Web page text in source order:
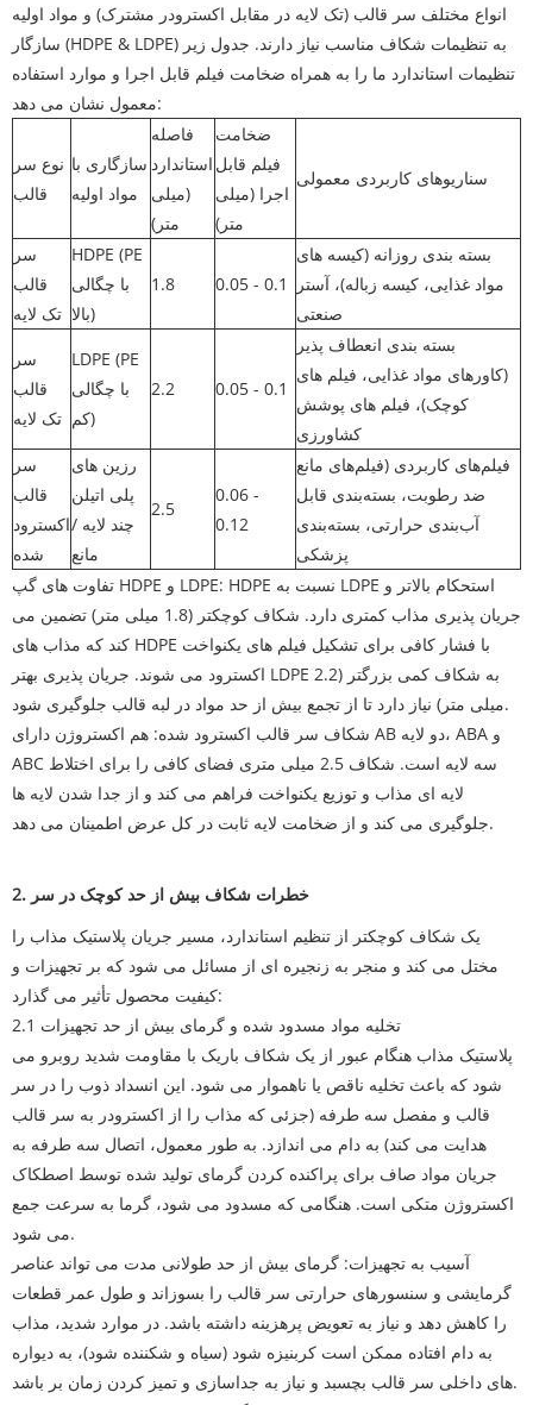
انواع مختلف سر قالب (تک لایه در مقابل اکسترودر مشترک) و مواد اولیه
سازگار (HDPE & LDPE) به تنظیمات شکاف مناسب نیاز دارند. جدول زیر
تنظیمات استاندارد ما را به همراه ضخامت فیلم قابل اجرا و موارد استفاده
معمول نشان می دهد:
نوع سر
قالب
سازگاری با
مواد اولیه
فاصله
استاندارد
(میلی
متر)
ضخامت
فیلم قابل
اجرا (میلی
متر)
سناریوهای کاربردی معمولی
سر
قالب
تک لایه
HDPE (PE
با چگالی
بالا)
1.8 0.05 - 0.1
بسته بندی روزانه (کیسه های
مواد غذایی، کیسه زباله)، آستر
صنعتی
سر
قالب
تک لایه
LDPE (PE
با چگالی
کم)
2.2 0.05 - 0.1
بسته بندی انعطاف پذیر
(کاورهای مواد غذایی، فیلم های
کوچک)، فیلم های پوشش
کشاورزی
سر
قالب
اکسترود
شده
رزین های
پلی اتیلن
چند لایه /
مانع
2.5
0.06 -
0.12
فیلم‌های کاربردی (فیلم‌های مانع
ضد رطوبت، بسته‌بندی قابل
آب‌بندی حرارتی، بسته‌بندی
پزشکی
تفاوت های گپ HDPE و LDPE: HDPE نسبت به LDPE استحکام بالاتر و
جریان پذیری مذاب کمتری دارد. شکاف کوچکتر (1.8 میلی متر) تضمین می
کند که مذاب های HDPE با فشار کافی برای تشکیل فیلم های یکنواخت
اکسترود می شوند. جریان پذیری بهتر LDPE به شکاف کمی بزرگتر (2.2
میلی متر) نیاز دارد تا از تجمع بیش از حد مواد در لبه قالب جلوگیری شود.
شکاف سر قالب اکسترود شده: هم اکستروژن دارای AB دو لایه، ABA و
ABC سه لایه است. شکاف 2.5 میلی متری فضای کافی را برای اختلاط
لایه ای مذاب و توزیع یکنواخت فراهم می کند و از جدا شدن لایه ها
جلوگیری می کند و از ضخامت لایه ثابت در کل عرض اطمینان می دهد.
2. خطرات شکاف بیش از حد کوچک در سر
یک شکاف کوچکتر از تنظیم استاندارد، مسیر جریان پلاستیک مذاب را
مختل می کند و منجر به زنجیره ای از مسائل می شود که بر تجهیزات و
کیفیت محصول تأثیر می گذارد:
2.1 تخلیه مواد مسدود شده و گرمای بیش از حد تجهیزات
پلاستیک مذاب هنگام عبور از یک شکاف باریک با مقاومت شدید روبرو می
شود که باعث تخلیه ناقص یا ناهموار می شود. این انسداد ذوب را در سر
قالب و مفصل سه طرفه (جزئی که مذاب را از اکسترودر به سر قالب
هدایت می کند) به دام می اندازد. به طور معمول، اتصال سه طرفه به
جریان مواد صاف برای پراکنده کردن گرمای تولید شده توسط اصطکاک
اکستروژن متکی است. هنگامی که مسدود می شود، گرما به سرعت جمع
می شود.
آسیب به تجهیزات: گرمای بیش از حد طولانی مدت می تواند عناصر
گرمایشی و سنسورهای حرارتی سر قالب را بسوزاند و طول عمر قطعات
را کاهش دهد و نیاز به تعویض پرهزینه داشته باشد. در موارد شدید، مذاب
به دام افتاده ممکن است کربنیزه شود (سیاه و شکننده شود)، به دیواره
های داخلی سر قالب بچسبد و نیاز به جداسازی و تمیز کردن زمان بر باشد.